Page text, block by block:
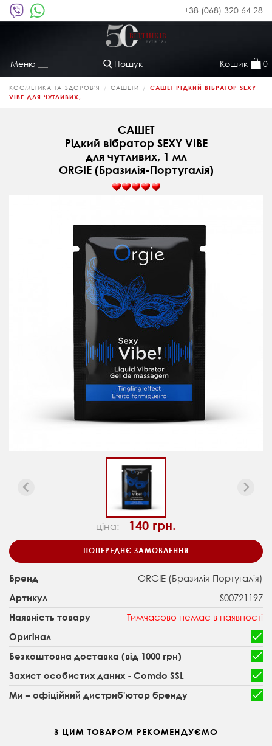
+38 (068) 320 64 28
Пошук Кошик 0
Меню
Toggle
navigation
КОСМЕТИКА ТА ЗДОРОВ'Я САШЕТИ
САШЕТ РІДКИЙ ВІБРАТОР SEXY
VIBE ДЛЯ ЧУТЛИВИХ,...
САШЕТ
Рідкий вібратор SEXY VIBE
для чутливих, 1 мл
ORGIE (Бразилія-Португалія)
ціна: 140 грн.
ПОПЕРЕДНЄ ЗАМОВЛЕННЯ
Бренд ORGIE (Бразилія-Португалія)
Артикул S00721197
Наявність товару Тимчасово немає в наявності
Оригінал
Безкоштовна доставка (від 1000 грн)
Захист особистих даних - Comdo SSL
Ми – офіційний дистриб'ютор бренду
З ЦИМ ТОВАРОМ РЕКОМЕНДУЄМО